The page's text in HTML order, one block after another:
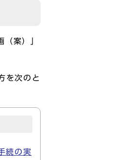
案）」
を次のと
続の実